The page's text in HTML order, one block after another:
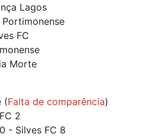
Lagos
FC
Morte
(Falta de comparência)
2
- Silves FC 8